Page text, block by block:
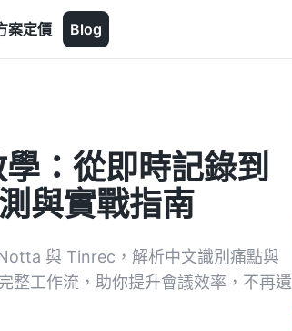
案定價 Blog
：從即時記錄到
與實戰指南
與 Tinrec，解析中文識別痛點與
整工作流，助你提升會議效率，不再遺